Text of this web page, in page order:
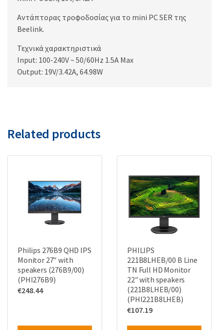
Αντάπτορας τροφοδοσίας για το mini PC SER της
Beelink.
Τεχνικά χαρακτηριστικά
Input: 100-240V ~ 50/60Hz 1.5A Max
Output: 19V/3.42A, 64.98W
Related products
Philips 276B9 QHD IPS
Monitor 27″ with
speakers (276B9/00)
(PHI276B9)
€248.44
PHILIPS
221B8LHEB/00 B Line
TN Full HD Monitor
22″ with speakers
(221B8LHEB/00)
(PHI221B8LHEB)
€107.19